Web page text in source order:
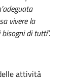
vivere la
bisogni di tutti”.
attività